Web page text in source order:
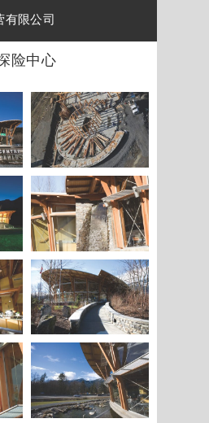
限公司
险中心